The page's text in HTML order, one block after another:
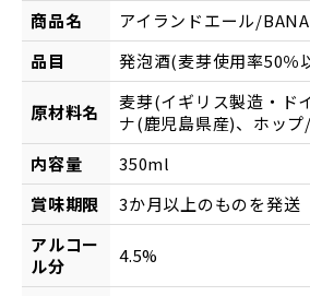
商品名
アイランドエール/
品目
発泡酒(麦芽使用率50％
原材料名
麦芽(イギリス製造・ド
ナ(鹿児島県産)、ホッ
内容量
350ml
賞味期限
3か月以上のものを発送
アルコー
ル分
4.5%